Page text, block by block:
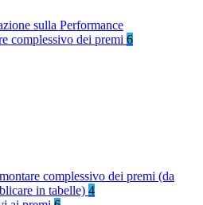
sulla Performance
complessivo dei premi 6
complessivo dei premi (da
in tabelle) 4